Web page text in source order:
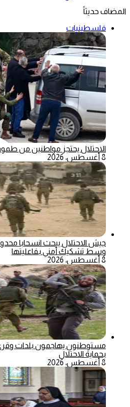
المضاف حديثاً
فلسطينيات
الاحتلال يحتجز مواطنين من
8 أغسطس، 2026
جيش الاحتلال يبحث انسحابا
وسط تشكيك أمني بفاعليتها
8 أغسطس، 2026
مستوطنون يهاجمون بلدات
بحماية الاحتلال
8 أغسطس، 2026